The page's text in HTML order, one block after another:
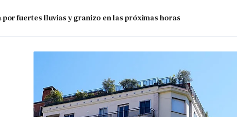
por fuertes lluvias y granizo en las próximas horas